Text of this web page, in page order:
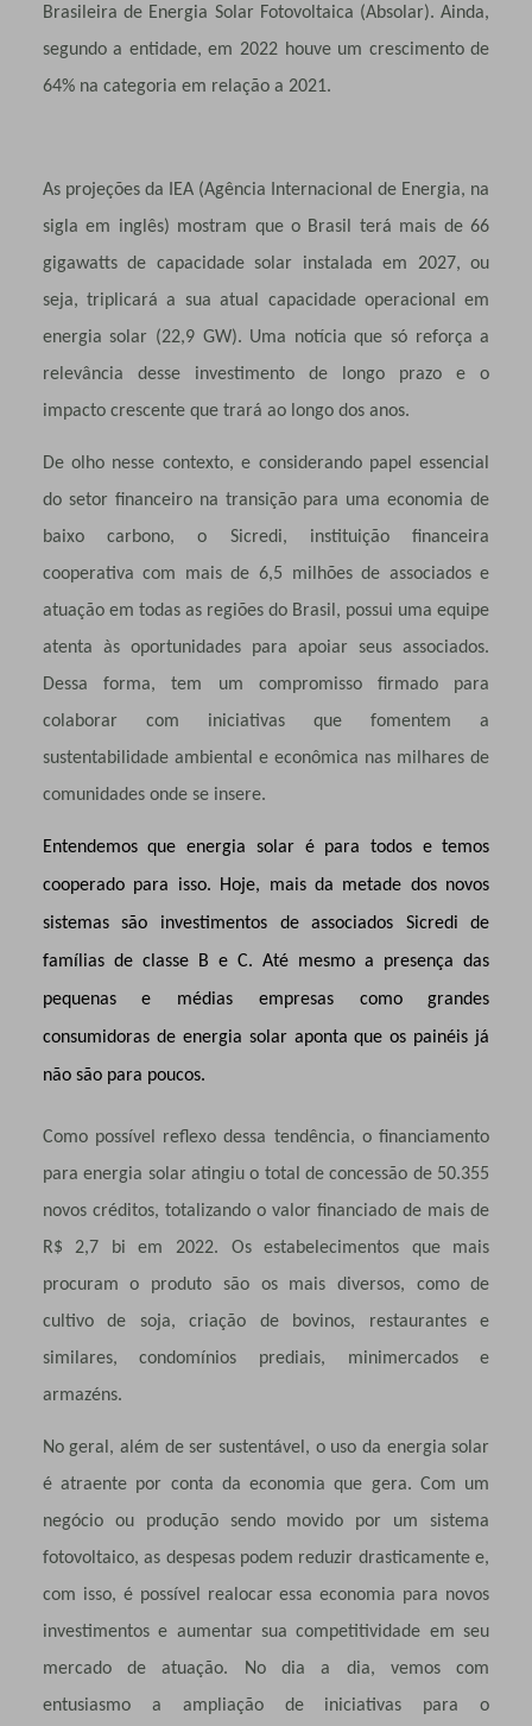
Brasileira de Energia Solar Fotovoltaica (Absolar). Ainda,
segundo a entidade, em 2022 houve um crescimento de
64% na categoria em relação a 2021.
As projeções da IEA (Agência Internacional de Energia, na
sigla em inglês) mostram que o Brasil terá mais de 66
gigawatts de capacidade solar instalada em 2027, ou
seja, triplicará a sua atual capacidade operacional em
energia solar (22,9 GW). Uma notícia que só reforça a
relevância desse investimento de longo prazo e o
impacto crescente que trará ao longo dos anos.
De olho nesse contexto, e considerando papel essencial
do setor financeiro na transição para umaeconomia de
baixo carbono, o Sicredi, instituição financeira
cooperativa com mais de 6,5 milhões de associados e
atuação em todas as regiões do Brasil, possui uma equipe
atenta às oportunidades para apoiar seus associados.
Dessa forma, tem um compromisso firmado para
colaborar com iniciativas que fomentem a
sustentabilidade ambiental e econômica nas milhares de
comunidades onde se insere.
Entendemos que energia solar é para todos e temos
cooperado para isso. Hoje, mais da metade dos novos
sistemas são investimentos de associados Sicredi de
famílias de classe B e C. Até mesmo a presença das
pequenas e médias empresas como grandes
consumidoras de energia solar aponta que os painéis já
não são para poucos.
Como possível reflexo dessa tendência, o financiamento
para energia solar atingiu o total de concessão de 50.355
novos créditos, totalizando o valor financiado de mais de
R$ 2,7 bi em 2022. Os estabelecimentos que mais
procuram o produto são os mais diversos, como de
cultivo de soja, criação de bovinos, restaurantes e
similares, condomínios prediais, minimercados e
armazéns.
No geral, além de ser sustentável, o uso da energia solar
é atraente por conta da economia que gera. Com um
negócio ou produção sendo movido por um sistema
fotovoltaico, as despesas podem reduzir drasticamente e,
com isso, é possível realocar essa economia para novos
investimentos e aumentar sua competitividade em seu
mercado de atuação. No dia a dia, vemos com
entusiasmo a ampliação de iniciativas para o